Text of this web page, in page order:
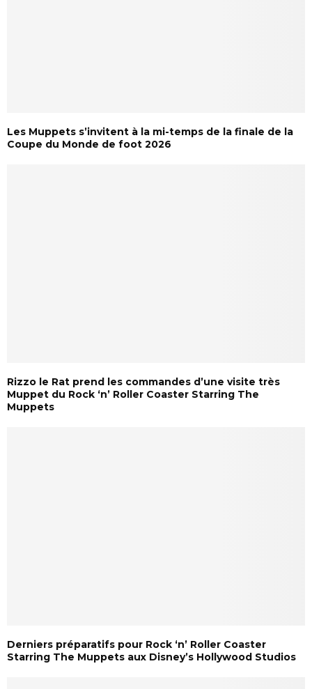
Les Muppets s’invitent à la mi-temps de la finale de la
Coupe du Monde de foot 2026
Rizzo le Rat prend les commandes d’une visite très
Muppet du Rock ‘n’ Roller Coaster Starring The
Muppets
Derniers préparatifs pour Rock ‘n’ Roller Coaster
Starring The Muppets aux Disney’s Hollywood Studios